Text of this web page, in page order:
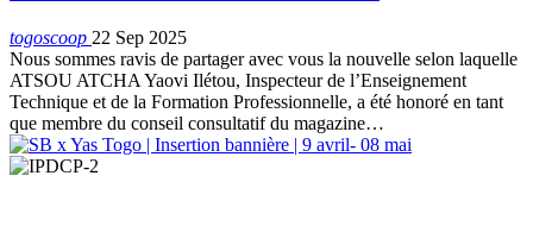
togoscoop 22 Sep 2025
Nous sommes ravis de partager avec vous la nouvelle selon laquelle
ATSOU ATCHA Yaovi Ilétou, Inspecteur de l’Enseignement
Technique et de la Formation Professionnelle, a été honoré en tant
que membre du conseil consultatif du magazine…